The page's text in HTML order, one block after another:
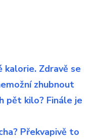
Zdravě se
zhubnout
pět kilo? Finále je
Překvapivě to